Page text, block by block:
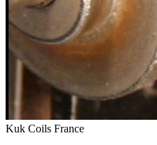
Kuk Coils France